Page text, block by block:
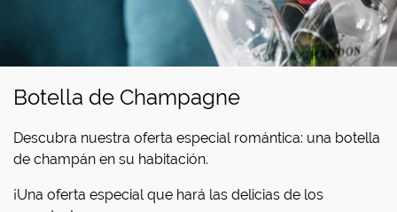
Botella de Champagne
Descubra nuestra oferta especial romántica: una botella
de champán en su habitación.
¡Una oferta especial que hará las delicias de los